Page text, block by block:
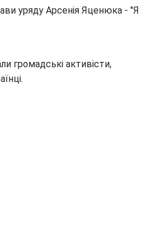
уряду Арсенія Яценюка - "Я
громадські активісти,